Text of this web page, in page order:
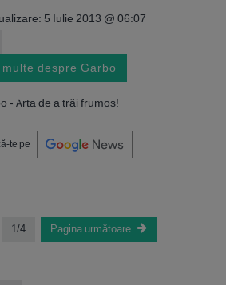
5 Iulie 2013 @ 06:07
multe despre Garbo
- Arta de a trăi frumos!
te pe
1/4 Pagina următoare